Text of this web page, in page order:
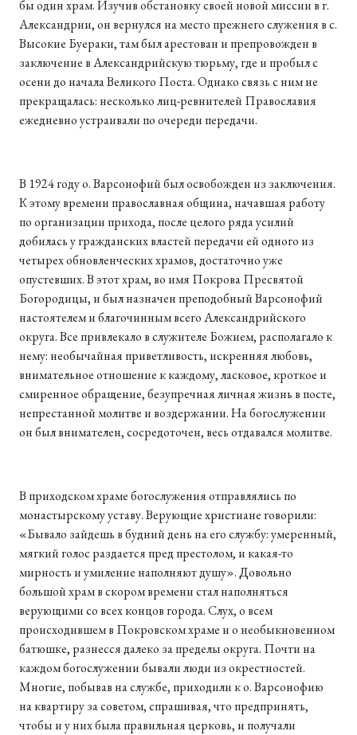
бы один храм. Изучив обстановку своей новой миссии в г.
Александрии, он вернулся на место прежнего служения в с.
Высокие Буераки, там был арестован и препровожден в
заключение в Александрийскую тюрьму, где и пробыл с
осени до начала Великого Поста. Однако связь с ним не
прекращалась: несколько лиц-ревнителей Православия
ежедневно устраивали по очереди передачи.
В 1924 году о. Варсонофий был освобожден из заключения.
К этому времени православная община, начавшая работу
по организации прихода, после целого ряда усилий
добилась у гражданских властей передачи ей одного из
четырех обновленческих храмов, достаточно уже
опустевших. В этот храм, во имя Покрова Пресвятой
Богородицы, и был назначен преподобный Варсонофий
настоятелем и благочинным всего Александрийского
округа. Все привлекало в служителе Божием, располагало к
нему: необычайная приветливость, искренняя любовь,
внимательное отношение к каждому, ласковое, кроткое и
смиренное обращение, безупречная личная жизнь в посте,
непрестанной молитве и воздержании. На богослужении
он был внимателен, сосредоточен, весь отдавался молитве.
В приходском храме богослужения отправлялись по
монастырскому уставу. Верующие христиане говорили:
«Бывало зайдешь в будний день на его службу: умеренный,
мягкий голос раздается пред престолом, и какая-то
мирность и умиление наполняют душу». Довольно
большой храм в скором времени стал наполняться
верующими со всех концов города. Слух, о всем
происходившем в Покровском храме и о необыкновенном
батюшке, разнесся далеко за пределы округа. Почти на
каждом богослужении бывали люди из окрестностей.
Многие, побывав на службе, приходили к о. Варсонофию
на квартиру за советом, спрашивая, что предпринять,
чтобы и у них была правильная церковь, и получали